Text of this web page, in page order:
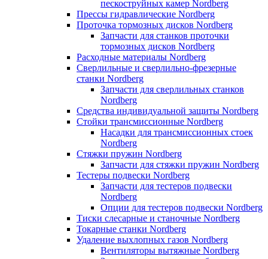
пескоструйных камер Nordberg
Прессы гидравлические Nordberg
Проточка тормозных дисков Nordberg
Запчасти для станков проточки
тормозных дисков Nordberg
Расходные материалы Nordberg
Сверлильные и сверлильно-фрезерные
станки Nordberg
Запчасти для сверлильных станков
Nordberg
Средства индивидуальной защиты Nordberg
Стойки трансмиссионные Nordberg
Насадки для трансмиссионных стоек
Nordberg
Стяжки пружин Nordberg
Запчасти для стяжки пружин Nordberg
Тестеры подвески Nordberg
Запчасти для тестеров подвески
Nordberg
Опции для тестеров подвески Nordberg
Тиски слесарные и станочные Nordberg
Токарные станки Nordberg
Удаление выхлопных газов Nordberg
Вентиляторы вытяжные Nordberg